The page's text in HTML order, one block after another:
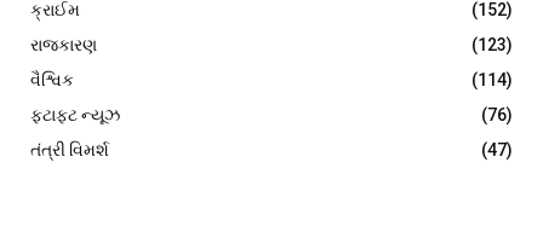
ક્રાઈમ
(152)
રાજકારણ
(123)
વૈશ્વિક
(114)
ફટાફટ ન્યૂઝ
(76)
તંત્રી વિમર્શ
(47)